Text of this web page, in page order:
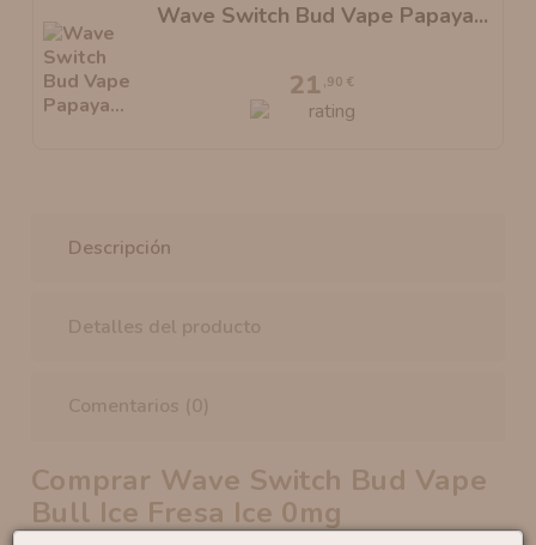
Wave Switch Bud Vape Papaya...
21 ,90 €
Descripción
Detalles del producto
Comentarios (0)
Comprar Wave Switch Bud Vape
Bull Ice Fresa Ice 0mg